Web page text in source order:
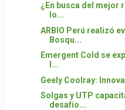
¿En busca del mejor
lo...
ARBIO Perú realizó
Bosqu...
Emergent Cold se
l...
Geely Coolray:
Solgas y UTP
desafío...